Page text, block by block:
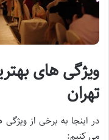
ویژگی های
تهران
در اینجا به برخی از
می کنیم: